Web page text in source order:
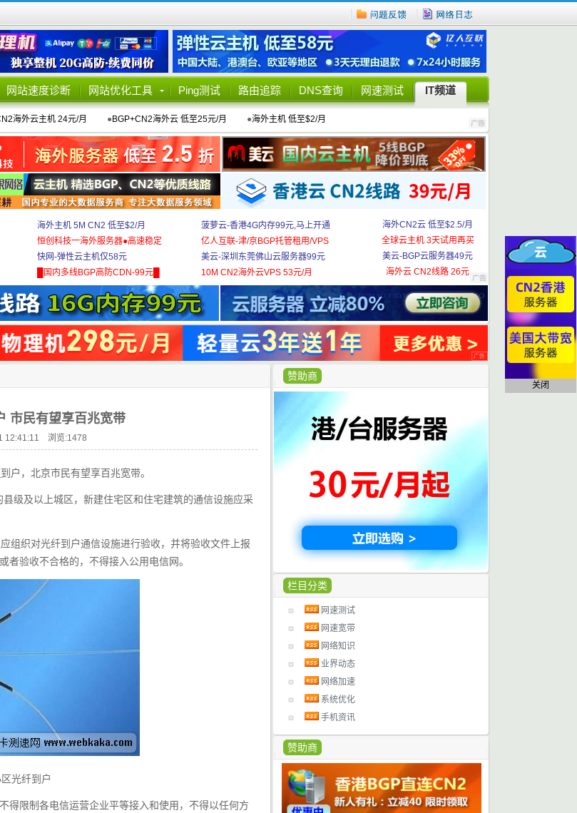
网站速度诊断 网站优化工具 Ping测试 路由追踪 DNS查询 网速测试 IT频道
海外云主机 24元/月 ●BGP+CN2海外云 低至25元/月 ●海外主机 低至$2/月
海外主机 5M CN2 低至$2/月
恒创科技一海外服务器●高速稳定
快网-弹性云主机仅58元
█国内多线BGP高防CDN-99元█
菠萝云-香港4G内存99元,马上开通
亿人互联-津/京BGP托管租用/VPS
美云-深圳东莞佛山云服务器99元
10M CN2海外云VPS 53元/月
海外CN2云 低至$2.5/月
全球云主机 3天试用再买
美云-BGP云服务器49元
海外云 CN2线路 26元
赞助商
栏目分类
网速测试
网速宽带
网络知识
业界动态
网络加速
系统优化
手机资讯
赞助商
市民有望享百兆宽带
12:41:11 浏览:1478
到户，北京市民有望享百兆宽带。
级及以上城区，新建住宅区和住宅建筑的通信设施应采
组织对光纤到户通信设施进行验收，并将验收文件上报
者验收不合格的，不得接入公用电信网。
光纤到户
得限制各电信运营企业平等接入和使用，不得以任何方
关闭